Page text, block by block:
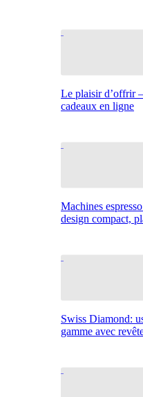
Le plaisir d’offrir
cadeaux en ligne
Machines
design compact,
Swiss Diamond:
gamme avec